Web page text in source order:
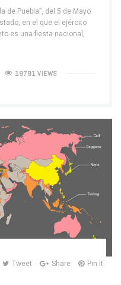
de Puebla”, del 5 de Mayo
en el que el ejército
es una fiesta nacional,
19791 VIEWS
Tweet Share Pin it